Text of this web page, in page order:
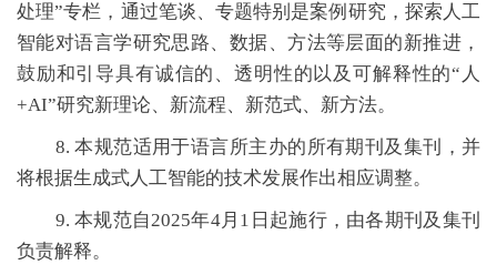
处理”专栏，通过笔谈、专题特别是案例研究，探索人工
智能对语言学研究思路、数据、方法等层面的新推进，
鼓励和引导具有诚信的、透明性的以及可解释性的“人
+AI”研究新理论、新流程、新范式、新方法。
8. 本规范适用于语言所主办的所有期刊及集刊，并
将根据生成式人工智能的技术发展作出相应调整。
9. 本规范自2025年4月1日起施行，由各期刊及集刊
负责解释。